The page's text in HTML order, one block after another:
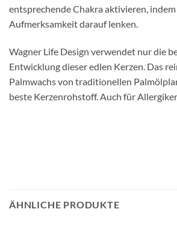
entsprechende Chakra aktivieren,
Aufmerksamkeit darauf lenken.
Wagner Life Design verwendet nur die
Entwicklung dieser edlen Kerzen. Das
Palmwachs von traditionellen
beste Kerzenrohstoff. Auch für
ÄHNLICHE PRODUKTE